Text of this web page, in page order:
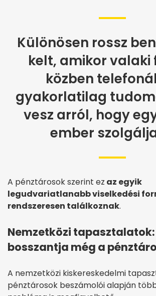
Különösen rossz
kelt, amikor valaki
közben
gyakorlatilag
vesz arról, hogy
ember
A pénztárosok szerint ez az egyik
legudvariatlanabb viselkedési
rendszeresen találkoznak.
Nemzetközi
bosszantja még a
A nemzetközi kiskereskedelmi
pénztárosok beszámolói alapján